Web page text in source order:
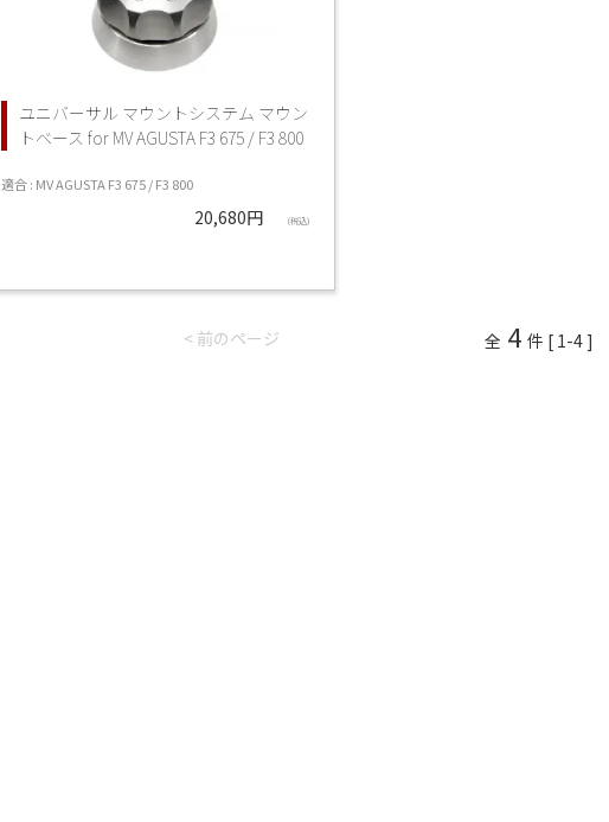
ユニバーサル マウントシステム マウン
トベース for MV AGUSTA F3 675 / F3 800
適合 : MV AGUSTA F3 675 / F3 800
20,680円 (税込)
< 前のページ 全 4 件 [ 1-4 ]